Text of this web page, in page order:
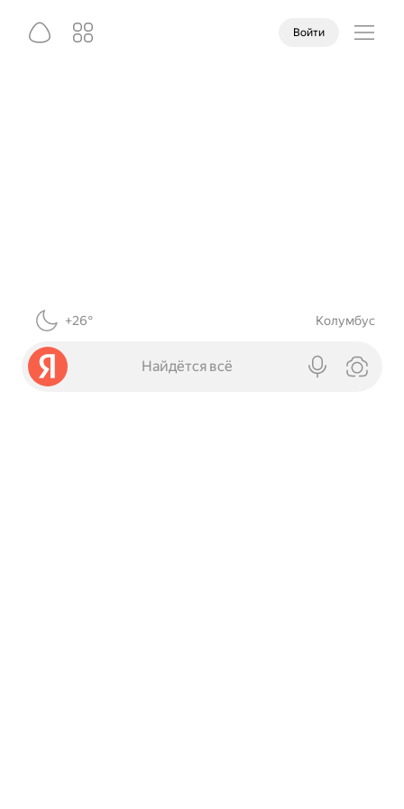
Войти
+26° Колумбус
Найдётся всё